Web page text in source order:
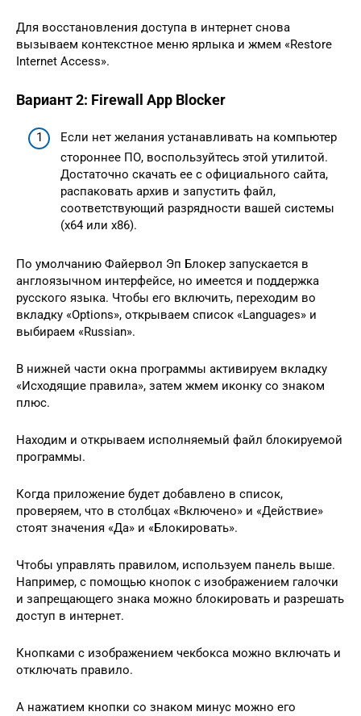
Для восстановления доступа в интернет снова
вызываем контекстное меню ярлыка и жмем «Restore
Internet Access».
Вариант 2: Firewall App Blocker
Если нет желания устанавливать на компьютер
стороннее ПО, воспользуйтесь этой утилитой.
Достаточно скачать ее с официального сайта,
распаковать архив и запустить файл,
соответствующий разрядности вашей системы
(x64 или x86).
По умолчанию Файервол Эп Блокер запускается в
англоязычном интерфейсе, но имеется и поддержка
русского языка. Чтобы его включить, переходим во
вкладку «Options», открываем список «Languages» и
выбираем «Russian».
В нижней части окна программы активируем вкладку
«Исходящие правила», затем жмем иконку со знаком
плюс.
Находим и открываем исполняемый файл блокируемой
программы.
Когда приложение будет добавлено в список,
проверяем, что в столбцах «Включено» и «Действие»
стоят значения «Да» и «Блокировать».
Чтобы управлять правилом, используем панель выше.
Например, с помощью кнопок с изображением галочки
и запрещающего знака можно блокировать и разрешать
доступ в интернет.
Кнопками с изображением чекбокса можно включать и
отключать правило.
А нажатием кнопки со знаком минус можно его